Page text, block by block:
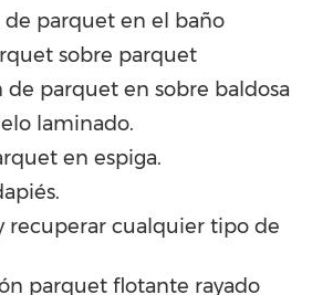
de parquet en el baño
sobre parquet
de parquet en sobre baldosa
laminado.
en espiga.
recuperar cualquier tipo de
parquet flotante rayado